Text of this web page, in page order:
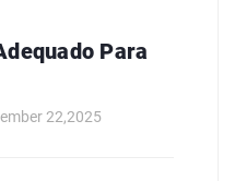
Para
22,2025